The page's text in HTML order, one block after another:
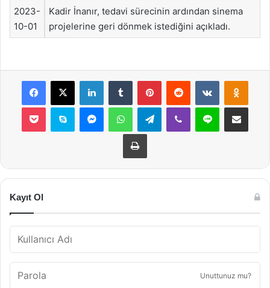
2023-
10-01
Kadir İnanır, tedavi sürecinin ardından sinema
projelerine geri dönmek istediğini açıkladı.
Facebook
X LinkedInTumblr PinterestReddit VKontakte
Pocket Skype MessengerWhatsAppTelegramViber Line E-Posta ile
Yazdır
Kayıt Ol
Unuttunuz mu?